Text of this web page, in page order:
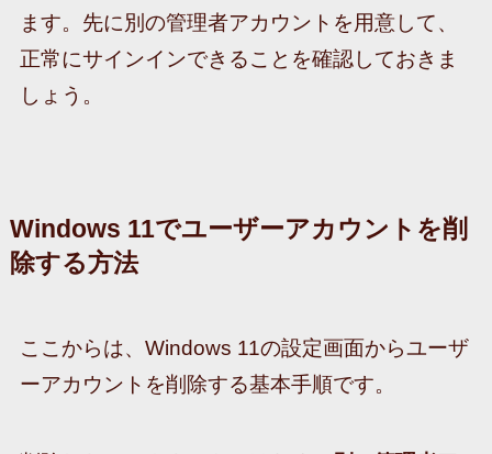
ます。先に別の管理者アカウントを用意して、
正常にサインインできることを確認しておきま
しょう。
Windows 11でユーザーアカウントを削
除する方法
ここからは、Windows 11の設定画面からユーザ
ーアカウントを削除する基本手順です。